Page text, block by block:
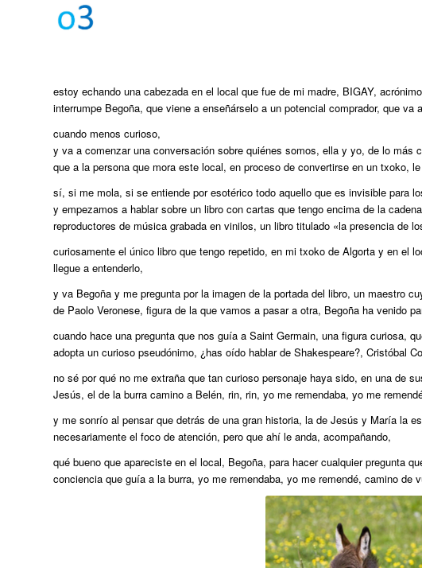
estoy echando una cabezada en el local que fue de mi madre, BIGAY,
interrumpe Begoña, que viene a enseñárselo a un potencial comprador, que
cuando menos curioso,
y va a comenzar una conversación sobre quiénes somos, ella y yo, de lo más
que a la persona que mora este local, en proceso de convertirse en un txoko,
sí, si me mola, si se entiende por esotérico todo aquello que es invisible para
y empezamos a hablar sobre un libro con cartas que tengo encima de la
reproductores de música grabada en vinilos, un libro titulado «la presencia de
curiosamente el único libro que tengo repetido, en mi txoko de Algorta y en el
llegue a entenderlo,
y va Begoña y me pregunta por la imagen de la portada del libro, un maestro
de Paolo Veronese, figura de la que vamos a pasar a otra, Begoña ha venido
cuando hace una pregunta que nos guía a Saint Germain, una figura curiosa,
adopta un curioso pseudónimo, ¿has oído hablar de Shakespeare?, Cristóbal
no sé por qué no me extraña que tan curioso personaje haya sido, en una de
Jesús, el de la burra camino a Belén, rin, rin, yo me remendaba, yo me
y me sonrío al pensar que detrás de una gran historia, la de Jesús y María la
necesariamente el foco de atención, pero que ahí le anda, acompañando,
qué bueno que apareciste en el local, Begoña, para hacer cualquier pregunta
conciencia que guía a la burra, yo me remendaba, yo me remendé, camino de